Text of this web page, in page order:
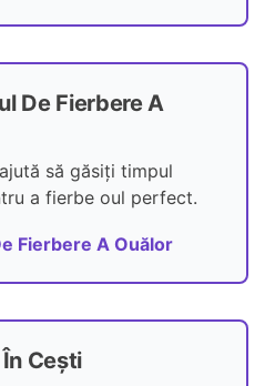
De Fierbere A
să găsiți timpul
a fierbe oul perfect.
Fierbere A Ouălor
Cești